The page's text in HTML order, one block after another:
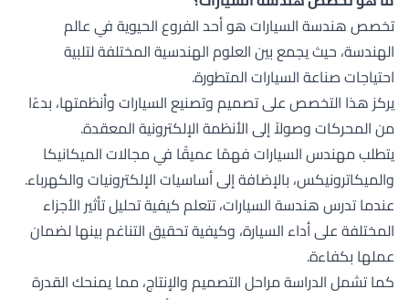
تخصص هندسة السيارات هو أحد الفروع الحيوية في عالم
الهندسة، حيث يجمع بين العلوم الهندسية المختلفة لتلبية
احتياجات صناعة السيارات المتطورة.
يركز هذا التخصص على تصميم وتصنيع السيارات وأنظمتها، بدءًا
من المحركات وصولاً إلى الأنظمة الإلكترونية المعقدة.
يتطلب مهندس السيارات فهمًا عميقًا في مجالات الميكانيكا
والميكاترونيكس، بالإضافة إلى أساسيات الإلكترونيات والكهرباء.
عندما تدرس هندسة السيارات، تتعلم كيفية تحليل تأثير الأجزاء
المختلفة على أداء السيارة، وكيفية تحقيق التناغم بينها لضمان
عملها بكفاءة.
كما تشمل الدراسة مراحل التصميم والإنتاج، مما يمنحك القدرة